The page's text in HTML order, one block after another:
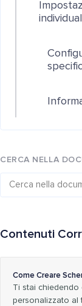
CERCA NELLA
Contenuti
Come Creare
Ti stai chiedendo
personalizzato al